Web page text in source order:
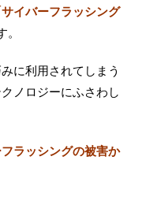
サイバーフラッシング
に利用されてしまう
ノロジーにふさわし
ラッシングの被害か